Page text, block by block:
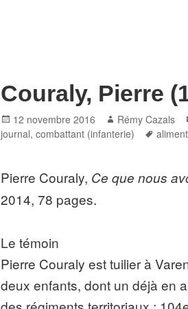
Couraly, Pierre
Posted
on
12 novembre 2016 Author
Rémy Cazals
journal,combattant (infanterie) Tags
Pierre Couraly, Ce que nous
2014, 78 pages.
Le témoin
Pierre Couraly est tuilier à
deux enfants, dont un déjà en